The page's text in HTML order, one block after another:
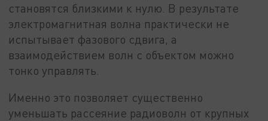
становятся близкими к нулю. В результате
электромагнитная волна практически не
испытывает фазового сдвига, а
взаимодействием волн с объектом можно
тонко управлять.
Именно это позволяет существенно
уменьшать рассеяние радиоволн от крупных